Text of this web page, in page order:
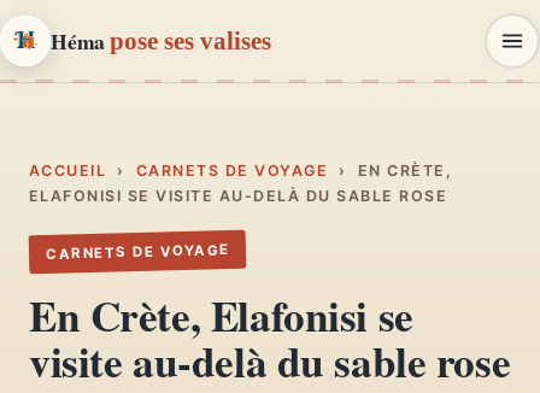
Hémapose ses valises
01 Carnets de voyage
Récits, road-trips, itinéraires
Escapades en France
Provence, Paris, Marseille…
ACCUEIL › CARNETS DE VOYAGE › EN CRÈTE,
ELAFONISI SE VISITE AU-DELÀ DU SABLE ROSE
CARNETS DE VOYAGE
En Crète, Elafonisi se
visite au-delà du sable rose